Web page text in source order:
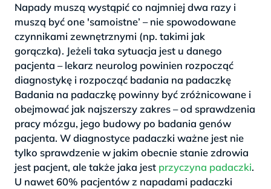
Napady muszą wystąpić co najmniej dwa razy i
muszą być one 'samoistne’ – nie spowodowane
czynnikami zewnętrznymi (np. takimi jak
gorączka). Jeżeli taka sytuacja jest u danego
pacjenta – lekarz neurolog powinien rozpocząć
diagnostykę i rozpocząć badania na padaczkę
Badania na padaczkę powinny być zróżnicowane i
obejmować jak najszerszy zakres – od sprawdzenia
pracy mózgu, jego budowy po badania genów
pacjenta. W diagnostyce padaczki ważne jest nie
tylko sprawdzenie w jakim obecnie stanie zdrowia
jest pacjent, ale także jaka jest przyczyna padaczki.
U nawet 60% pacjentów z napadami padaczki